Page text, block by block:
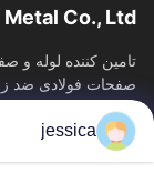
Co., Ltd.
تامین کننده لوله و
صفحات فولادی ضد
فولادهای ویژه صنعتی.
لینک های سریع
jessica